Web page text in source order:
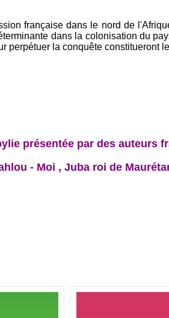
française dans le nord de
dans la colonisation du
perpétuer la conquête constitueront
présentée par des auteurs
- Moi , Juba roi de